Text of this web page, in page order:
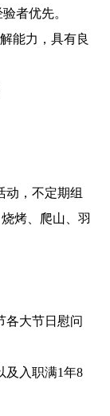
者优先。
能力，具有良
动，不定期组
烤、爬山、羽
各大节日慰问
及入职满1年8